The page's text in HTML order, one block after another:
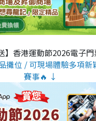
】香港運動節2026電子
攤位 / 可現場體驗多項新
賽事🔥 ↓